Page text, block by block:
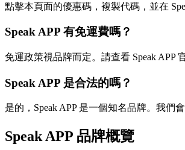
點擊本頁面的優惠碼，複製代碼，並在
Speak APP 有免運費嗎？
免運政策視品牌而定。請查看 Speak APP
Speak APP 是合法的嗎？
是的，Speak APP 是一個知名品牌。我們
Speak APP 品牌概覽